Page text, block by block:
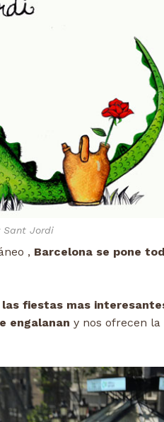
Sant Jordi
, Barcelona se pone
las fiestas mas
engalanan y nos ofrecen